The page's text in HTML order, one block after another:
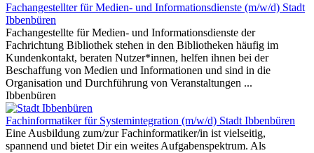
Fachangestellter für Medien- und Informationsdienste (m/w/d) Stadt
Ibbenbüren
Fachangestellte für Medien- und Informationsdienste der
Fachrichtung Bibliothek stehen in den Bibliotheken häufig im
Kundenkontakt, beraten Nutzer*innen, helfen ihnen bei der
Beschaffung von Medien und Informationen und sind in die
Organisation und Durchführung von Veranstaltungen ...
Ibbenbüren
Fachinformatiker für Systemintegration (m/w/d) Stadt Ibbenbüren
Eine Ausbildung zum/zur Fachinformatiker/in ist vielseitig,
spannend und bietet Dir ein weites Aufgabenspektrum. Als